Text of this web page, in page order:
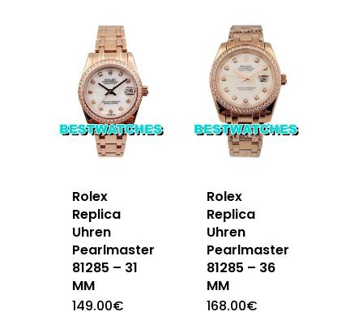
Rolex
Replica
Uhren
Pearlmaster
81285 – 31
MM
149.00€
Rolex
Replica
Uhren
Pearlmaster
81285 – 36
MM
168.00€